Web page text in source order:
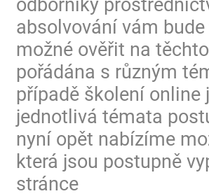
odborníky
absolvování vám
možné ověřit na
pořádána s různým
případě školení online
jednotlivá témata
nyní opět nabízíme
která jsou postupně
stránce